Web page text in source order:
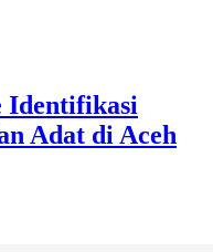
Identifikasi
Adat di Aceh